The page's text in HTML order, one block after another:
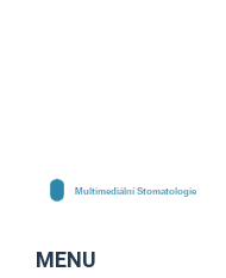
MENU